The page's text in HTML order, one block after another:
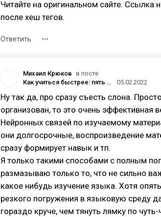
Читайте на оригинальном сайте. Ссылка
после хеш тегов.
Ответить
Михаил Крюков в посте
Как учиться быстрее: пять научно-доказанных техник и советов
05.02.2022
Ну так да, про сразу съесть слона.
организован, то это очень эффективная
Нейронных связей по изучаемому
они долгосрочные, воспроизведение
сразу формирует навык и тп.
Я только такими способами с полным
размазываю только то, что не сильно
какое нибудь изучение языка. Хотя
резкого погружения в языковую среду
гораздо круче, чем тянуть лямку по